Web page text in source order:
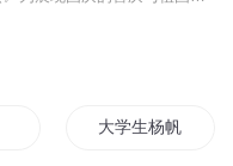
大学生杨帆和周